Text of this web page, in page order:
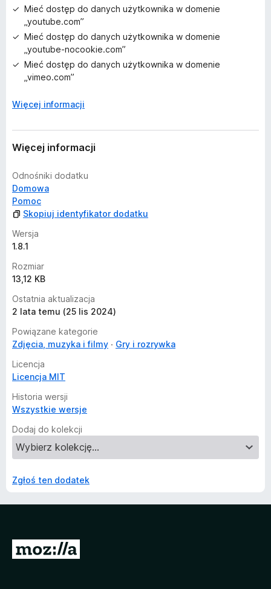
Mieć dostęp do danych użytkownika w domenie
„youtube.com”
Mieć dostęp do danych użytkownika w domenie
„youtube-nocookie.com”
Mieć dostęp do danych użytkownika w domenie
„vimeo.com”
Więcej informacji
Więcej informacji
Odnośniki dodatku
Domowa
Pomoc
Skopiuj identyfikator dodatku
Wersja
1.8.1
Rozmiar
13,12 KB
Ostatnia aktualizacja
2 lata temu (25 lis 2024)
Powiązane kategorie
Zdjęcia, muzyka i filmy
Gry i rozrywka
Licencja
Licencja MIT
Historia wersji
Wszystkie wersje
Dodaj do kolekcji
Zgłoś ten dodatek
S